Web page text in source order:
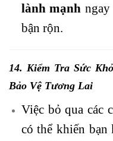
lành mạnh
bận rộn.
14. Kiểm TraSức
Bảo Vệ Tương Lai
Việc bỏ qua các
có thể khiến bạn